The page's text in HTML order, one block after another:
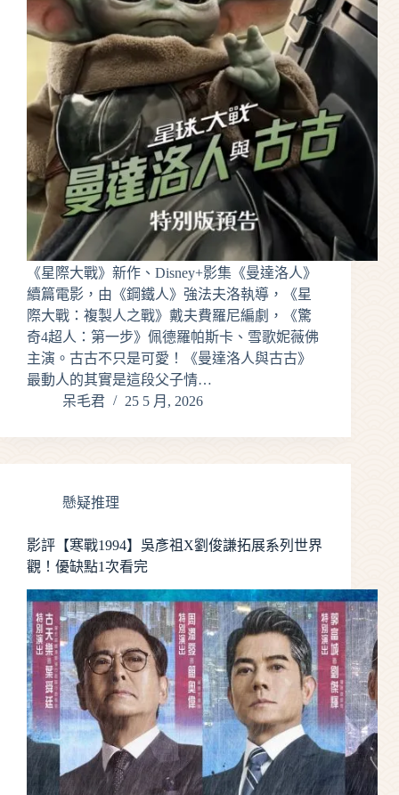
《星際大戰》新作、Disney+影集《曼達洛人》
續篇電影，由《鋼鐵人》強法夫洛執導，《星
際大戰：複製人之戰》戴夫費羅尼編劇，《驚
奇4超人：第一步》佩德羅帕斯卡、雪歌妮薇佛
主演。古古不只是可愛！《曼達洛人與古古》
最動人的其實是這段父子情…
呆毛君
25 5 月, 2026
懸疑推理
影評【寒戰1994】吳彥祖X劉俊謙拓展系列世界
觀！優缺點1次看完